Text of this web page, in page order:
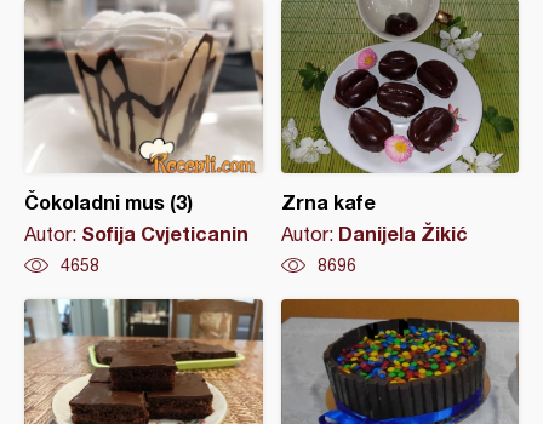
Čokoladni mus (3)
Autor: Sofija Cvjeticanin
4658
Zrna kafe
Autor: Danijela Žikić
8696